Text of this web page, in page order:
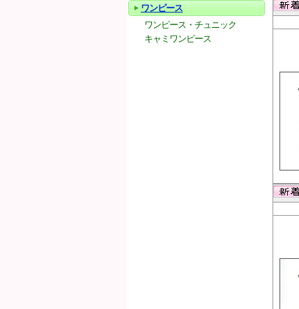
ワンピース
ワンピース・チュニック
キャミワンピース